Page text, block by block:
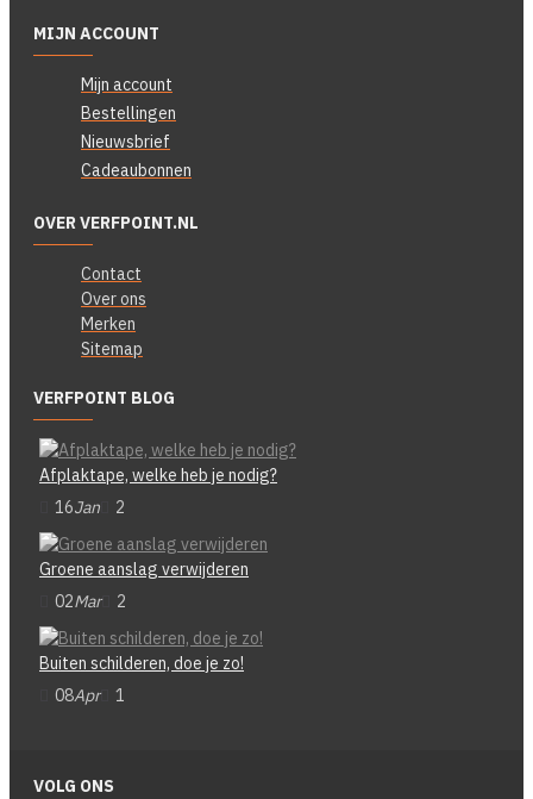
MIJN ACCOUNT
Mijn account
Bestellingen
Nieuwsbrief
Cadeaubonnen
OVER VERFPOINT.NL
Contact
Over ons
Merken
Sitemap
VERFPOINT BLOG
Afplaktape, welke heb je nodig?
16Jan 2
Groene aanslag verwijderen
02Mar 2
Buiten schilderen, doe je zo!
08Apr 1
VOLG ONS